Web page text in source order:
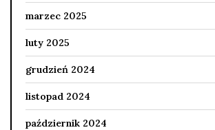
marzec 2025
luty 2025
grudzień 2024
listopad 2024
październik 2024